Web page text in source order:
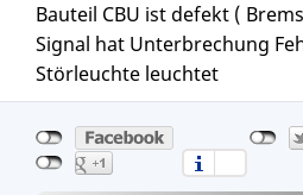
Bauteil CBU ist defekt (
Signal hat Unterbrechung
Störleuchte leuchtet